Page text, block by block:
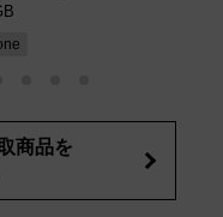
商品を